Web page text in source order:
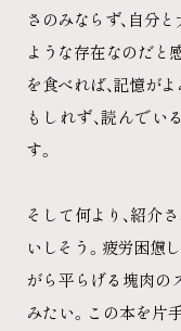
さのみならず、自分
ような存在なのだと
を食べれば、記憶が
もしれず、読んでい
す。
そして何より、紹介
いしそう。疲労困憊
がら平らげる塊肉の
みたい。この本を片